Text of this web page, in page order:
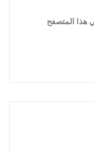
هذا المتصفح